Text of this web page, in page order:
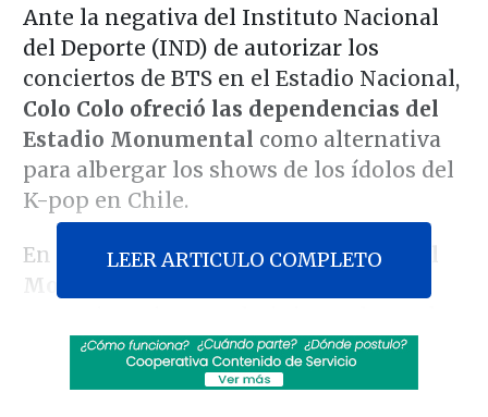
Ante la negativa del Instituto Nacional
del Deporte (IND) de autorizar los
conciertos de BTS en el Estadio Nacional,
Colo Colo ofreció las dependencias del
Estadio Monumental como alternativa
para albergar los shows de los ídolos del
K-pop en Chile.
En conversación con radioADN,Aníbal
Mosa
equipo-confirmó el interés formal del
club por recibir el evento.
LEER ARTICULO COMPLETO